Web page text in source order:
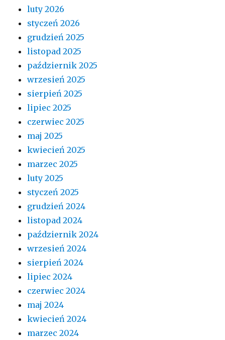
luty 2026
styczeń 2026
grudzień 2025
listopad 2025
październik 2025
wrzesień 2025
sierpień 2025
lipiec 2025
czerwiec 2025
maj 2025
kwiecień 2025
marzec 2025
luty 2025
styczeń 2025
grudzień 2024
listopad 2024
październik 2024
wrzesień 2024
sierpień 2024
lipiec 2024
czerwiec 2024
maj 2024
kwiecień 2024
marzec 2024